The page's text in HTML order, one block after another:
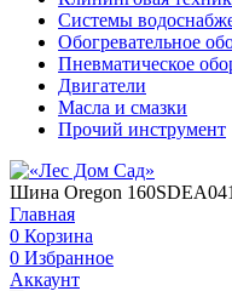
Системы
Обогревательное
Пневматическое
Двигатели
Масла и смазки
Прочий инструмент
Шина Oregon
Главная
0 Корзина
0 Избранное
Аккаунт